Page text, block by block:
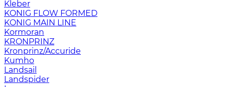
Kleber
KONIG FLOW FORMED
KONIG MAIN LINE
Kormoran
KRONPRINZ
Kronprinz/Accuride
Kumho
Landsail
Landspider